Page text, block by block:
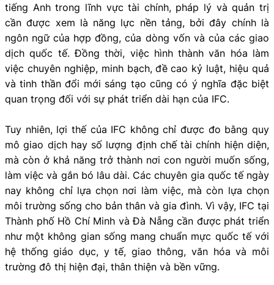
tiếng Anh trong lĩnh vực tài chính, pháp lý và quản trị
cần được xem là năng lực nền tảng, bởi đây chính là
ngôn ngữ của hợp đồng, của dòng vốn và của các giao
dịch quốc tế. Đồng thời, việc hình thành văn hóa làm
việc chuyên nghiệp, minh bạch, đề cao kỷ luật, hiệu quả
và tinh thần đổi mới sáng tạo cũng có ý nghĩa đặc biệt
quan trọng đối với sự phát triển dài hạn của IFC.
Tuy nhiên, lợi thế của IFC không chỉ được đo bằng quy
mô giao dịch hay số lượng định chế tài chính hiện diện,
mà còn ở khả năng trở thành nơi con người muốn sống,
làm việc và gắn bó lâu dài. Các chuyên gia quốc tế ngày
nay không chỉ lựa chọn nơi làm việc, mà còn lựa chọn
môi trường sống cho bản thân và gia đình. Vì vậy, IFC tại
Thành phố Hồ Chí Minh và Đà Nẵng cần được phát triển
như một không gian sống mang chuẩn mực quốc tế với
hệ thống giáo dục, y tế, giao thông, văn hóa và môi
trường đô thị hiện đại, thân thiện và bền vững.